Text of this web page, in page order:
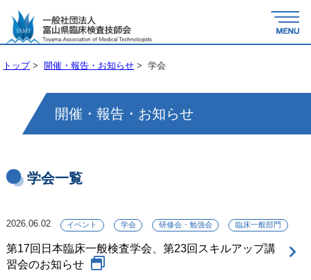
トップ> 開催・報告・お知らせ > 学会
開催・報告・お知らせ
学会一覧
2026.06.02 イベント 学会 研修会・勉強会 臨床一般部門
第17回日本臨床一般検査学会、第23回スキルアップ講
習会のお知らせ